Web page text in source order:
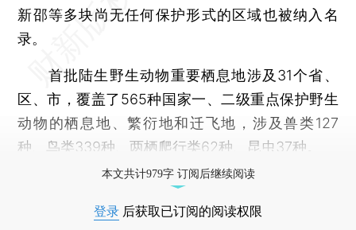
新邵等多块尚无任何保护形式的区域也被纳入名
录。
首批陆生野生动物重要栖息地涉及31个省、
区、市，覆盖了565种国家一、二级重点保护野生
动物的栖息地、繁衍地和迁飞地，涉及兽类127
种、鸟类339种、两栖爬行类62种、昆虫37种。
本文共计979字 订阅后继续阅读
登录 后获取已订阅的阅读权限